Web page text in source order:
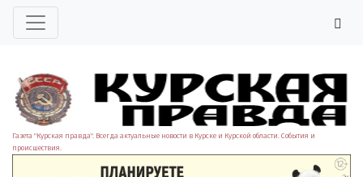
Газета "Курская правда". Всегда актуальные новости в Курске и Курской области. События и
происшествия.